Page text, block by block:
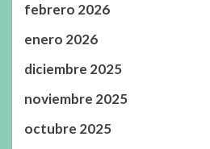
febrero 2026
enero 2026
diciembre 2025
noviembre 2025
octubre 2025